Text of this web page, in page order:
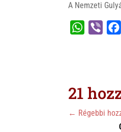
A Nemzeti
W
A
p
21
← Régebbi